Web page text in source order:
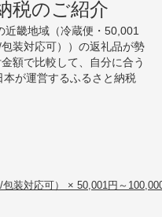
税のご紹介
畿地域（冷蔵便・50,001
装対応可））の返礼品が勢
額で比較して、自分に合う
が運営するふるさと納税
装対応可） × 50,001円～